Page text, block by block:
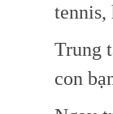
tennis,
Trung
con